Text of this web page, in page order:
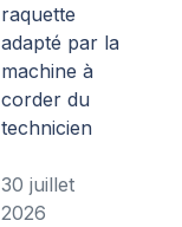
raquette
adapté par la
machine à
corder du
technicien
30 juillet
2026